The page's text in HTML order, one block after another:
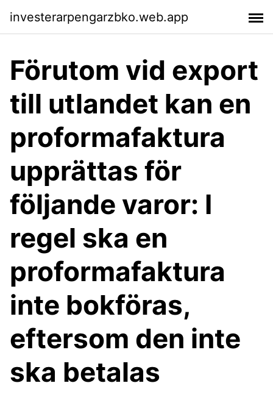
investerarpengarzbko.web.app
Förutom vid export
till utlandet kan en
proformafaktura
upprättas för
följande varor: I
regel ska en
proformafaktura
inte bokföras,
eftersom den inte
ska betalas